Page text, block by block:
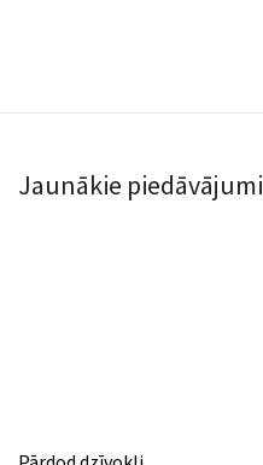
Jaunākie piedāvājumi